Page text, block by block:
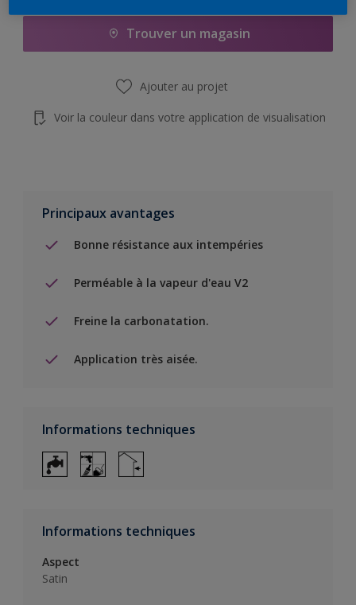
Trouver un magasin
Ajouter au projet
Voir la couleur dans votre application de visualisation
Principaux avantages
Bonne résistance aux intempéries
Perméable à la vapeur d'eau V2
Freine la carbonatation.
Application très aisée.
Informations techniques
Informations techniques
Aspect
Satin